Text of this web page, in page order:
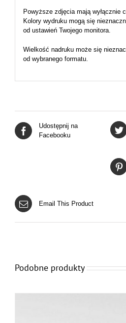
Powyższe zdjęcia mają wyłącznie
Kolory wydruku mogą się
od ustawień Twojego monitora.
Wielkość nadruku może się
od wybranego formatu.
Udostępnij na
Facebooku
Email This Product
Podobne produkty